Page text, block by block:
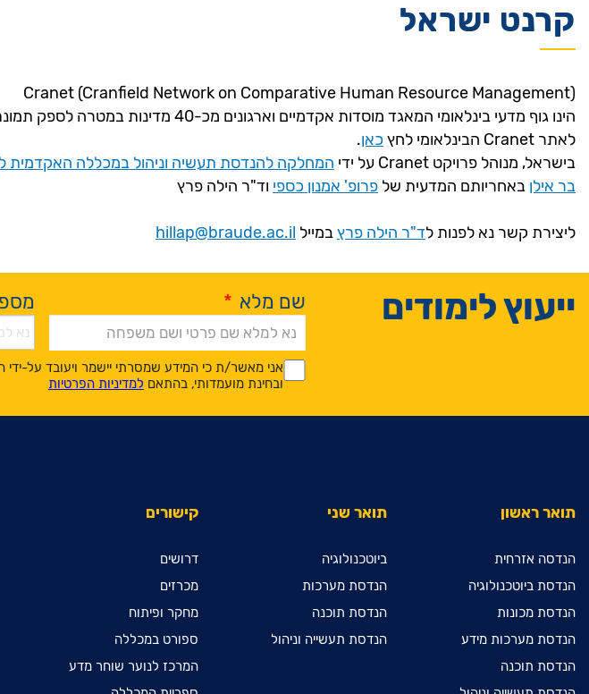
קרנט ישראל
(Cranet (Cranfield Network on Comparative Human Resource Management
הינו גוף מדעי בינלאומי המאגד מוסדות אקדמיים וארגונים מכ-40 מדינות במטרה לספק תמונת מצב עדכנית וקוהרנטית בתחום ניהול משאבי האנוש בעולם.
לאתר Cranet הבינלאומי לחץ
כאן.
בישראל, מנוהל פרויקט Cranet על ידי
המחלקה להנדסת תעשיה וניהול במכללה האקדמית
בר אילן באחריותם המדעית של פרופ' אמנון כספי וד"ר הילה פרץ
ליצירת קשר נא לפנות לד"ר הילה פרץבמייל hillap@braude.ac.il
ייעוץ לימודים שם מלא *
*
*
אני מאשר/ת כי המידע שמסרתי יישמר ויעובד על-
ובחינת מועמדותי, בהתאם למדיניות הפרטיות
Alternative:
תואר ראשון
הנדסה אזרחית
הנדסת ביוטכנולוגיה
הנדסת מכונות
הנדסת מערכות מידע
הנדסת תוכנה
תואר שני
ביוטכנולוגיה
הנדסת מערכות
הנדסת תוכנה
הנדסת תעשייה וניהול
קישורים
דרושים
מכרזים
מחקר ופיתוח
ספורט במכללה
המרכז לנוער שוחר מדע